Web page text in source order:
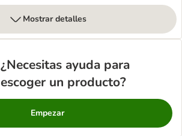
Mostrar detalles
¿Necesitas ayuda para
escoger un producto?
Empezar